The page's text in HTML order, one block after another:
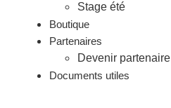
Stage été
Boutique
Partenaires
Devenir partenaire
Documents utiles